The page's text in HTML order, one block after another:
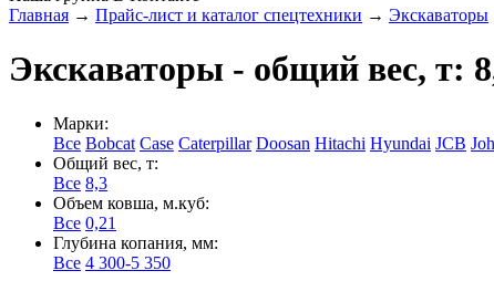
Главная → Прайс-лист и каталог спецтехники → Экскаваторы
Экскаваторы - общий вес, т:
Марки:
Все Bobcat Case Caterpillar Doosan Hitachi Hyundai JCB
Общий вес, т:
Все 8,3
Объем ковша, м.куб:
Все 0,21
Глубина копания, мм:
Все 4 300-5 350